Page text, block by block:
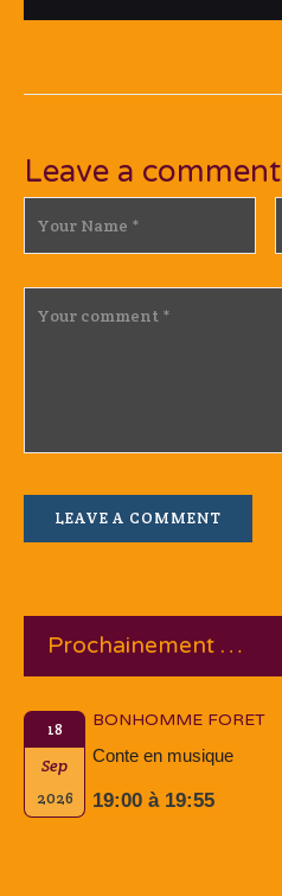
Leave a comment
Prochainement …
18
Sep
2026
BONHOMME FORET
Conte en musique
19:00 à 19:55